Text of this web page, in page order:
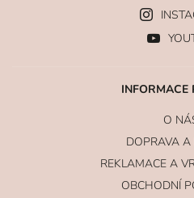
INFORMACE
O
DOPRAVA
REKLAMACE A
OBCHODNÍ